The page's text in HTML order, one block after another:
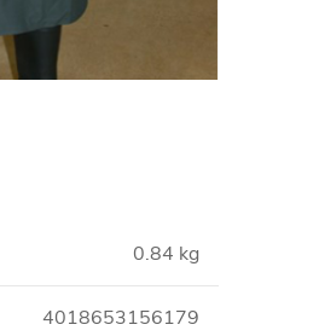
0.84 kg
4018653156179